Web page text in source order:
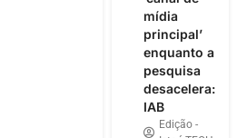
mídia
principal’
enquanto a
pesquisa
desacelera:
IAB
Edição -